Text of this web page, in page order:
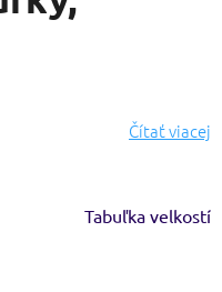
Čítať viacej
Tabuľka velkostí